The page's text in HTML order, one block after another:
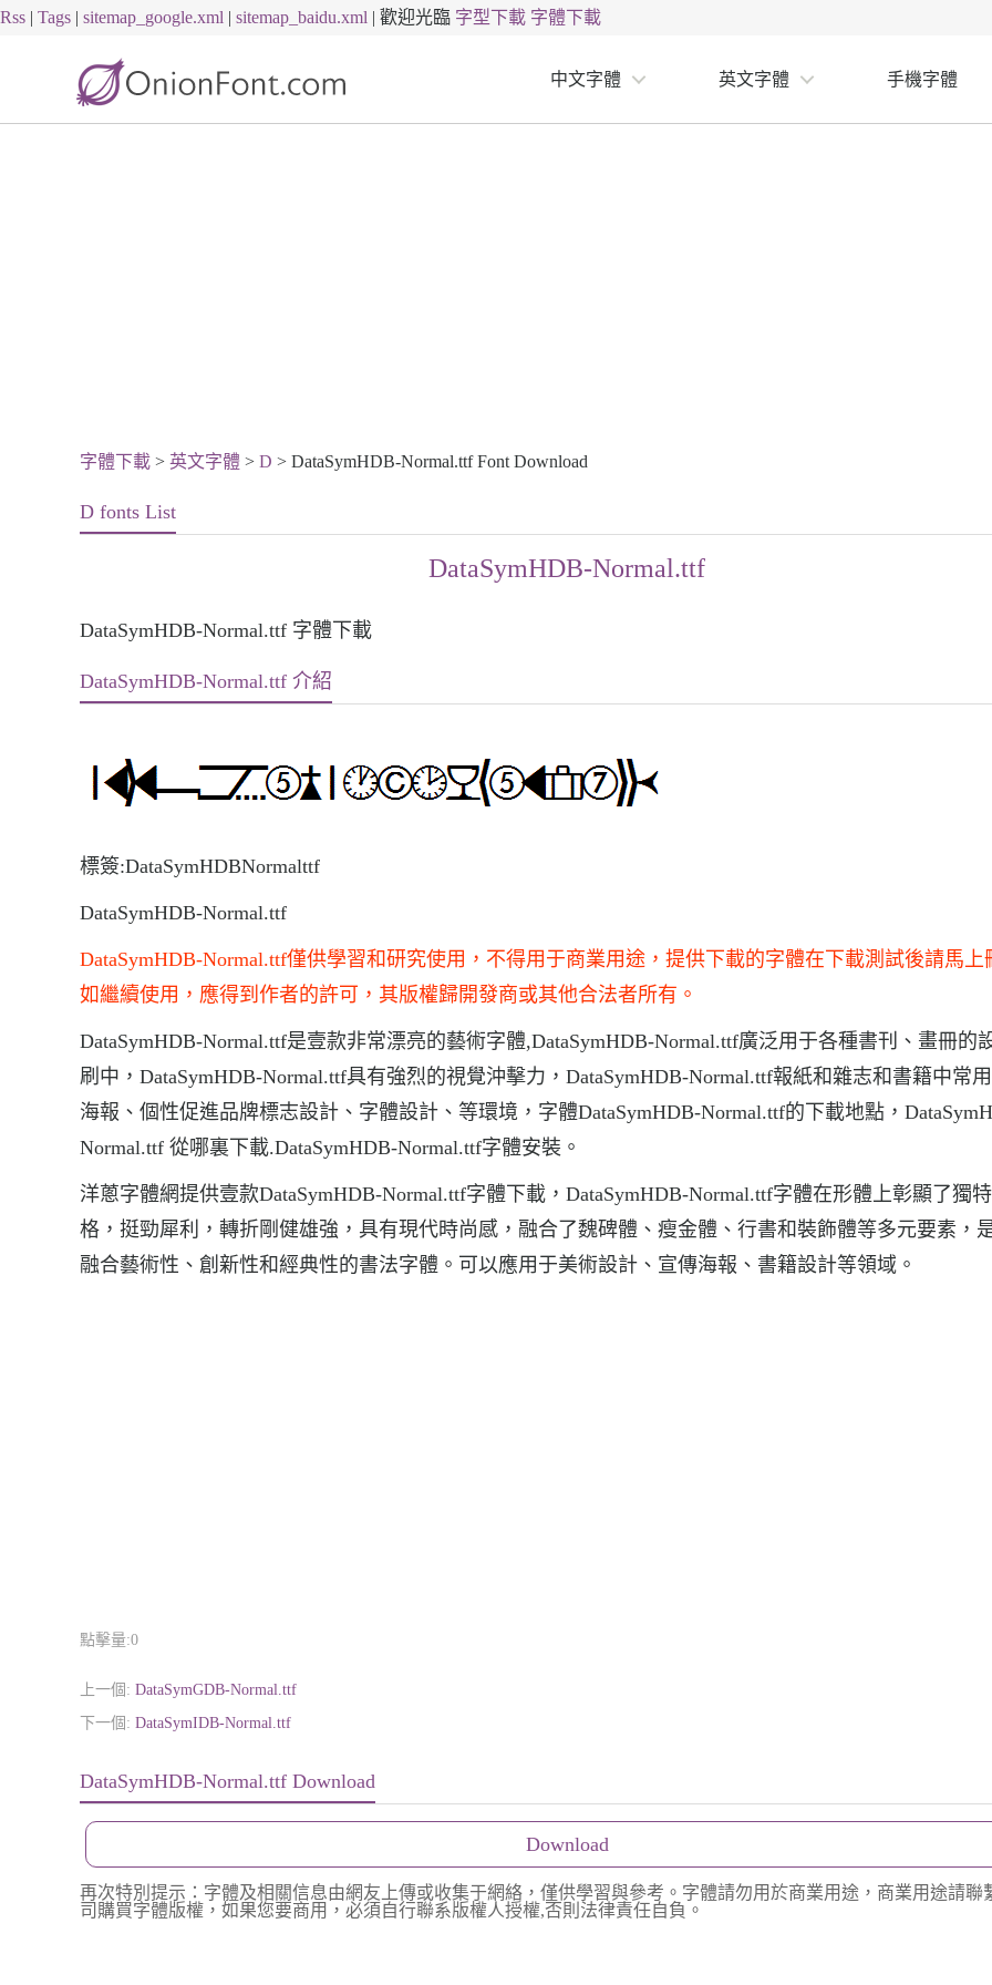
Rss | Tags | sitemap_google.xml | sitemap_baidu.xml | 歡迎光臨 字型下載 字體下載
中文字體 英文字體 手機字體
字體下載 > 英文字體 > D > DataSymHDB-Normal.ttf Font Download
D fonts List
DataSymHDB-Normal.ttf
DataSymHDB-Normal.ttf 字體下載
DataSymHDB-Normal.ttf 介紹
標簽:DataSymHDBNormalttf
DataSymHDB-Normal.ttf
DataSymHDB-Normal.ttf僅供學習和研究使用，不得用于商業用途，提供下載的字體在下載測試後請馬上
如繼續使用，應得到作者的許可，其版權歸開發商或其他合法者所有。
DataSymHDB-Normal.ttf是壹款非常漂亮的藝術字體,DataSymHDB-Normal.ttf廣泛用于各種書刊、畫冊的
刷中，DataSymHDB-Normal.ttf具有強烈的視覺沖擊力，DataSymHDB-Normal.ttf報紙和雜志和書籍中常
海報、個性促進品牌標志設計、字體設計、等環境，字體DataSymHDB-Normal.ttf的下載地點，
Normal.ttf 從哪裏下載.DataSymHDB-Normal.ttf字體安裝。
洋蔥字體網提供壹款DataSymHDB-Normal.ttf字體下載，DataSymHDB-Normal.ttf字體在形體上彰顯了獨
格，挺勁犀利，轉折剛健雄強，具有現代時尚感，融合了魏碑體、瘦金體、行書和裝飾體等多元要素，
融合藝術性、創新性和經典性的書法字體。可以應用于美術設計、宣傳海報、書籍設計等領域。
點擊量:0
上一個: DataSymGDB-Normal.ttf
下一個: DataSymIDB-Normal.ttf
DataSymHDB-Normal.ttf Download
Download
再次特別提示：字體及相關信息由網友上傳或收集于網絡，僅供學習與參考。字體請勿用於商業用途，商業用途請聯
司購買字體版權，如果您要商用，必須自行聯系版權人授權,否則法律責任自負。